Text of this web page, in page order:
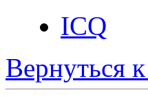
ICQ
Вернуться